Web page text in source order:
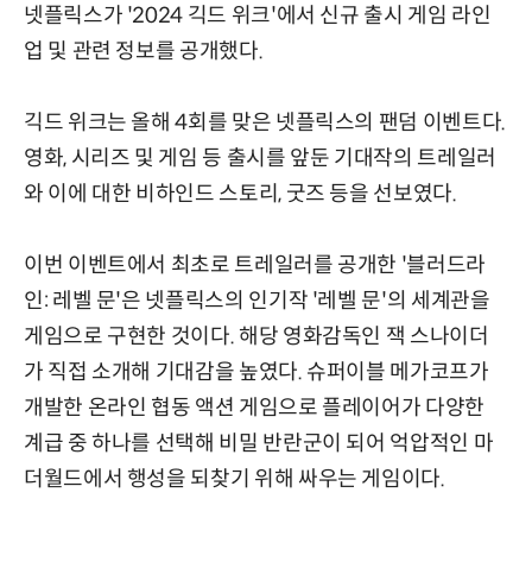
넷플릭스가 '2024 긱드 위크'에서 신규 출시 게임 라인
업 및 관련 정보를 공개했다.
긱드 위크는 올해 4회를 맞은 넷플릭스의 팬덤 이벤트다.
영화, 시리즈 및 게임 등 출시를 앞둔 기대작의 트레일러
와 이에 대한 비하인드 스토리, 굿즈 등을 선보였다.
이번 이벤트에서 최초로 트레일러를 공개한 '블러드라
인: 레벨 문'은 넷플릭스의 인기작 '레벨 문'의 세계관을
게임으로 구현한 것이다. 해당 영화감독인 잭 스나이더
가 직접 소개해 기대감을 높였다. 슈퍼이블 메가코프가
개발한 온라인 협동 액션 게임으로 플레이어가 다양한
계급 중 하나를 선택해 비밀 반란군이 되어 억압적인 마
더월드에서 행성을 되찾기 위해 싸우는 게임이다.